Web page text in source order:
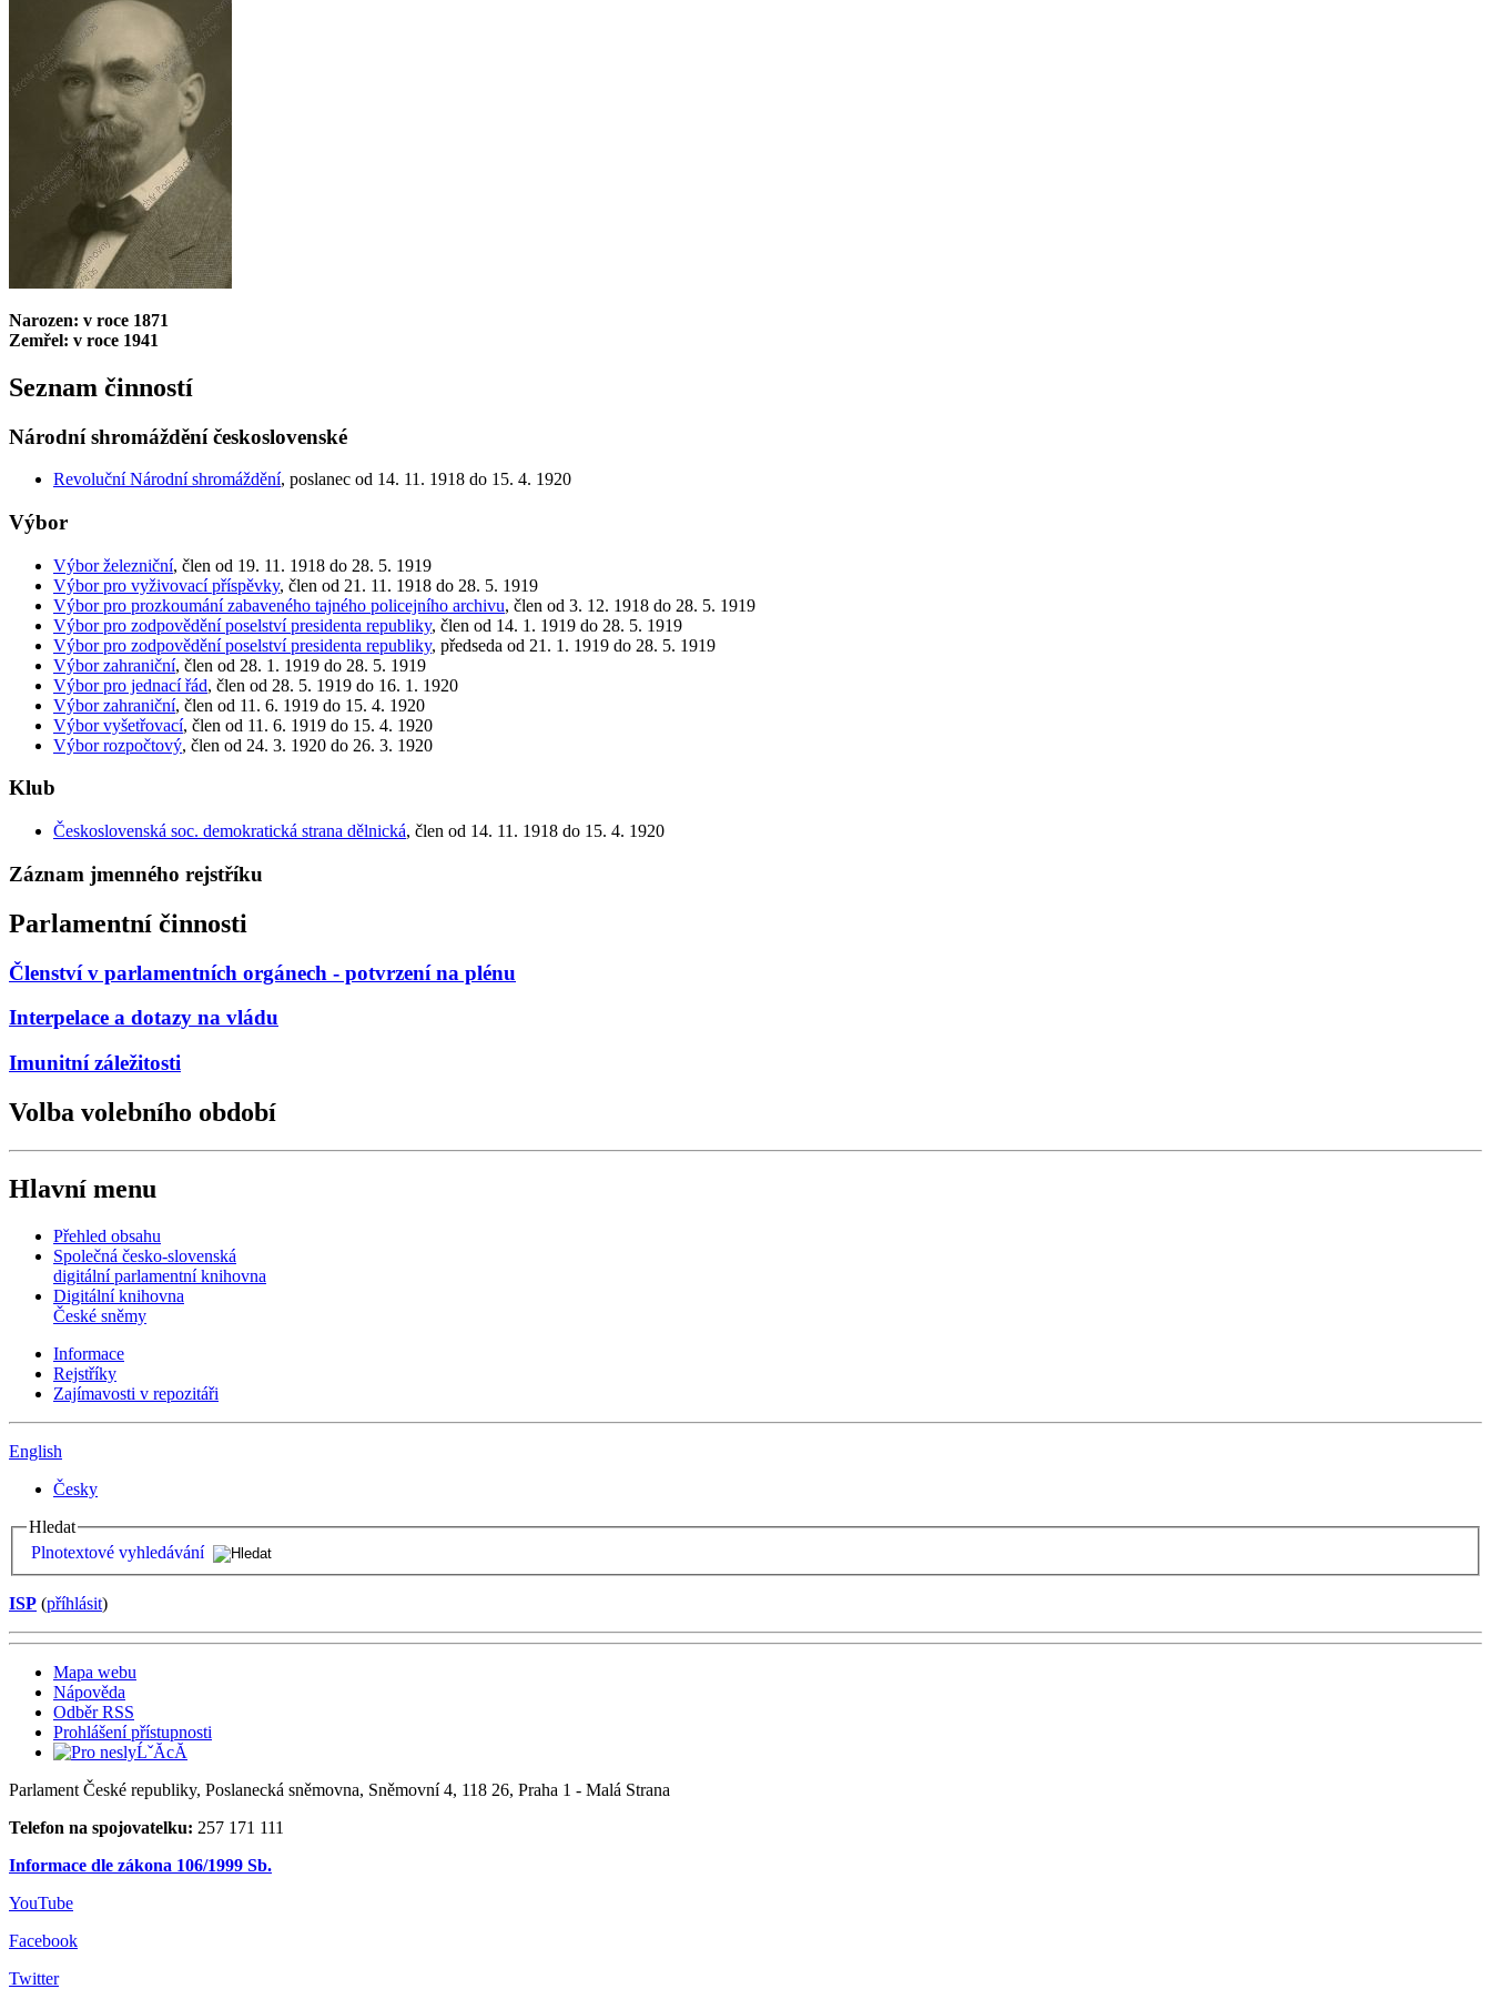
Narozen: v roce 1871
Zemřel: v roce 1941
Seznam činností
Národní shromáždění československé
Revoluční Národní shromáždění, poslanec od 14. 11. 1918 do 15. 4. 1920
Výbor
Výbor železniční, člen od 19. 11. 1918 do 28. 5. 1919
Výbor pro vyživovací příspěvky, člen od 21. 11. 1918 do 28. 5. 1919
Výbor pro prozkoumání zabaveného tajného policejního archivu, člen od 3. 12. 1918 do 28. 5. 1919
Výbor pro zodpovědění poselství presidenta republiky, člen od 14. 1. 1919 do 28. 5. 1919
Výbor pro zodpovědění poselství presidenta republiky, předseda od 21. 1. 1919 do 28. 5. 1919
Výbor zahraniční, člen od 28. 1. 1919 do 28. 5. 1919
Výbor pro jednací řád, člen od 28. 5. 1919 do 16. 1. 1920
Výbor zahraniční, člen od 11. 6. 1919 do 15. 4. 1920
Výbor vyšetřovací, člen od 11. 6. 1919 do 15. 4. 1920
Výbor rozpočtový, člen od 24. 3. 1920 do 26. 3. 1920
Klub
Československá soc. demokratická strana dělnická, člen od 14. 11. 1918 do 15. 4. 1920
Záznam jmenného rejstříku
Parlamentní činnosti
Členství v parlamentních orgánech - potvrzení na plénu
Interpelace a dotazy na vládu
Imunitní záležitosti
Volba volebního období
Hlavní menu
Přehled obsahu
Společná česko-slovenská
digitální parlamentní knihovna
Digitální knihovna
České sněmy
Informace
Rejstříky
Zajímavosti v repozitáři
English
Česky
Hledat
Plnotextové vyhledávání
ISP (příhlásit)
Mapa webu
Nápověda
Odběr RSS
Prohlášení přístupnosti
Parlament České republiky, Poslanecká sněmovna, Sněmovní 4, 118 26, Praha 1 - Malá Strana
Telefon na spojovatelku: 257 171 111
Informace dle zákona 106/1999 Sb.
YouTube
Facebook
Twitter